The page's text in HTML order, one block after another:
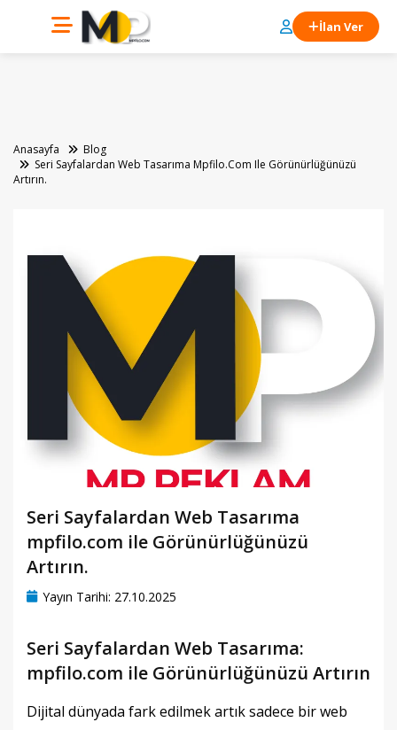
İlan Ver
Anasayfa
Blog
Seri Sayfalardan Web Tasarıma Mpfilo.com Ile Görünürlüğünüzü
Artırın.
Seri Sayfalardan Web Tasarıma
mpfilo.com ile Görünürlüğünüzü
Artırın.
Yayın Tarihi: 27.10.2025
Seri Sayfalardan Web Tasarıma:
mpfilo.com ile Görünürlüğünüzü Artırın
Dijital dünyada fark edilmek artık sadece bir web